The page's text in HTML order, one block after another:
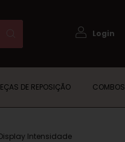
Login
DE REPOSIÇÃO COMBOS
Intensidade